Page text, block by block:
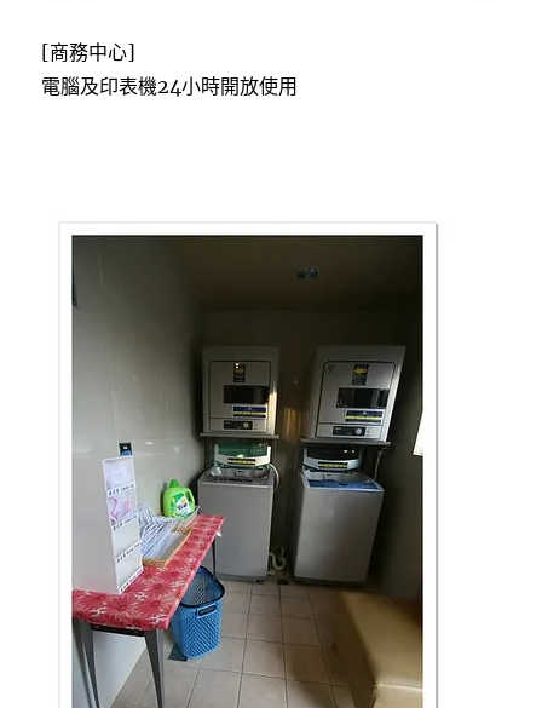
[商務中心]
電腦及印表機24小時開放使用